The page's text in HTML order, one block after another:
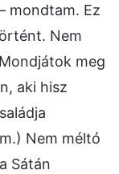
mondtam. Ez
Nem
meg
aki hisz
Nem méltó
Sátán